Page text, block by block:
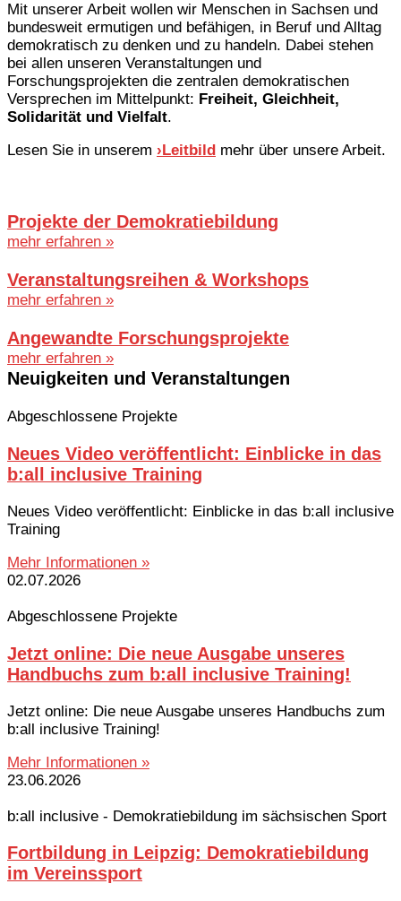
Mit unserer Arbeit wollen wir Menschen in Sachsen und
bundesweit ermutigen und befähigen, in Beruf und Alltag
demokratisch zu denken und zu handeln. Dabei stehen
bei allen unseren Veranstaltungen und
Forschungsprojekten die zentralen demokratischen
Versprechen im Mittelpunkt: Freiheit, Gleichheit,
Solidarität und Vielfalt.
Lesen Sie in unserem ›Leitbild mehr über unsere Arbeit.
Projekte der Demokratiebildung
mehr erfahren »
Veranstaltungsreihen & Workshops
mehr erfahren »
Angewandte Forschungsprojekte
mehr erfahren »
Neuigkeiten und Veranstaltungen
Abgeschlossene Projekte
Neues Video veröffentlicht: Einblicke in das
b:all inclusive Training
Neues Video veröffentlicht: Einblicke in das b:all inclusive
Training
Mehr Informationen »
02.07.2026
Abgeschlossene Projekte
Jetzt online: Die neue Ausgabe unseres
Handbuchs zum b:all inclusive Training!
Jetzt online: Die neue Ausgabe unseres Handbuchs zum
b:all inclusive Training!
Mehr Informationen »
23.06.2026
b:all inclusive - Demokratiebildung im sächsischen Sport
Fortbildung in Leipzig: Demokratiebildung
im Vereinssport